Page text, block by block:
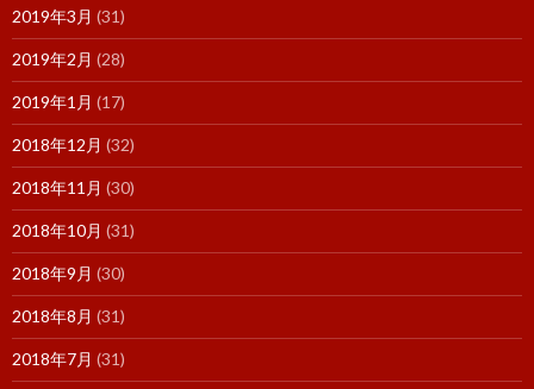
2019年3月 (31)
2019年2月 (28)
2019年1月 (17)
2018年12月 (32)
2018年11月 (30)
2018年10月 (31)
2018年9月 (30)
2018年8月 (31)
2018年7月 (31)